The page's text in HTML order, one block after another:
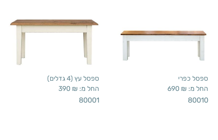
ספסל כפרי
החל מ: 690 ₪
80010
ספסל עץ (4 גדלים)
החל מ: 390 ₪
80001